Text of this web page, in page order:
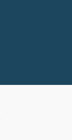
Çerez